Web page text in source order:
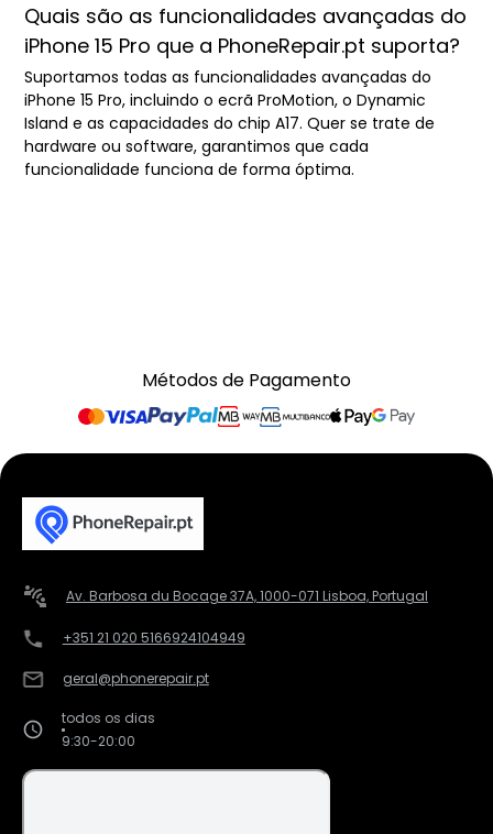
Quais são as funcionalidades avançadas do
iPhone 15 Pro que a PhoneRepair.pt suporta?
Suportamos todas as funcionalidades avançadas do
iPhone 15 Pro, incluindo o ecrã ProMotion, o Dynamic
Island e as capacidades do chip A17. Quer se trate de
hardware ou software, garantimos que cada
funcionalidade funciona de forma óptima.
Métodos de Pagamento
Av. Barbosa du Bocage 37A, 1000-071 Lisboa, Portugal
+351 21 020 5166924104949
geral@phonerepair.pt
todos os dias
9:30-20:00